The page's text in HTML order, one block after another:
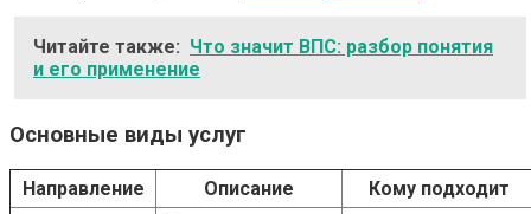
Читайте также: Что значит ВПС: разбор понятия
и его применение
Основные виды услуг
Направление Описание Кому подходит